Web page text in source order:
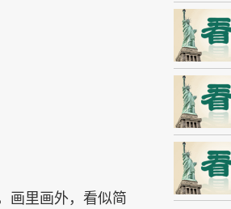
画里画外，看似简